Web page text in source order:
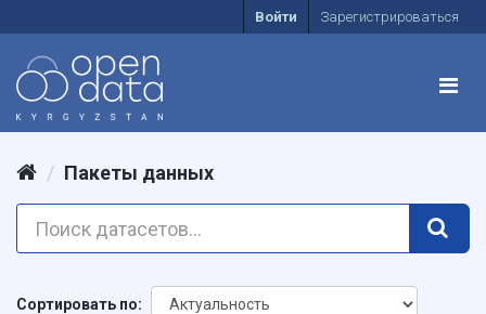
Войти Зарегистрироваться
Пакеты данных
Сортировать по